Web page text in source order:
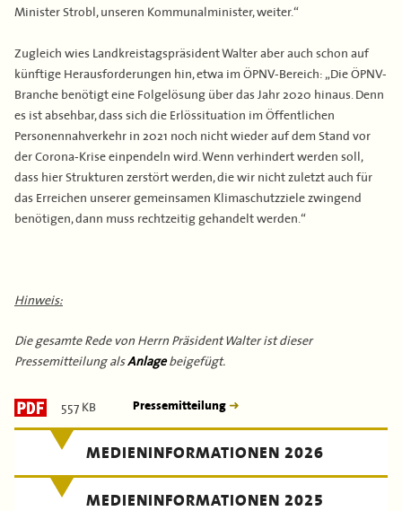
Minister Strobl, unseren Kommunalminister, weiter.“
Zugleich wies Landkreistagspräsident Walter aber auch schon auf
künftige Herausforderungen hin, etwa im ÖPNV-Bereich: „Die ÖPNV-
Branche benötigt eine Folgelösung über das Jahr 2020 hinaus. Denn
es ist absehbar, dass sich die Erlössituation im Öffentlichen
Personennahverkehr in 2021 noch nicht wieder auf dem Stand vor
der Corona-Krise einpendeln wird. Wenn verhindert werden soll,
dass hier Strukturen zerstört werden, die wir nicht zuletzt auch für
das Erreichen unserer gemeinsamen Klimaschutzziele zwingend
benötigen, dann muss rechtzeitig gehandelt werden.“
Hinweis:
Die gesamte Rede von Herrn Präsident Walter ist dieser
Pressemitteilung alsAnlagebeigefügt.
557 KB Pressemitteilung
MEDIENINFORMATIONEN 2026
MEDIENINFORMATIONEN 2025